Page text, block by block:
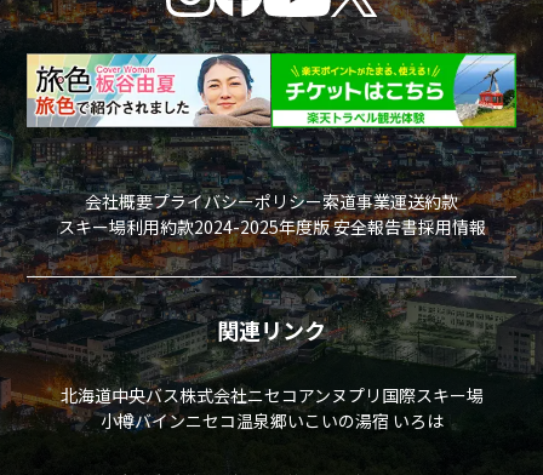
会社概要プライバシーポリシー索道事業運送約款
スキー場利用約款2024-2025年度版 安全報告書採用情報
関連リンク
北海道中央バス株式会社ニセコアンヌプリ国際スキー場
小樽バインニセコ温泉郷いこいの湯宿 いろは